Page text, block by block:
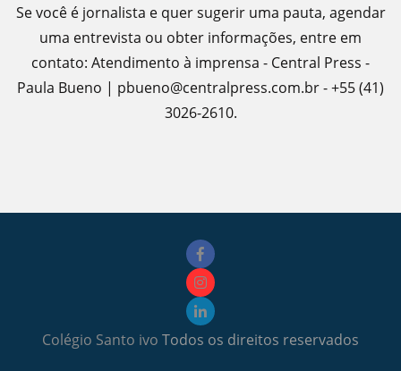
Se você é jornalista e quer sugerir uma pauta, agendar
uma entrevista ou obter informações, entre em
contato: Atendimento à imprensa - Central Press -
Paula Bueno | pbueno@centralpress.com.br - +55 (41)
3026-2610.
Colégio Santo ivo Todos os direitos reservados